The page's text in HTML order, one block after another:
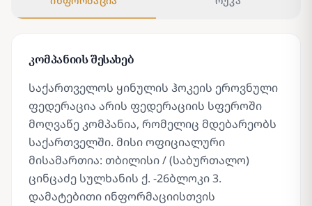
კომპანიის შესახებ
საქართველოს ყინულის ჰოკეის ეროვნული
ფედერაცია არის ფედერაციის სფეროში
მოღვაწე კომპანია, რომელიც მდებარეობს
საქართველში. მისი ოფიციალური
მისამართია: თბილისი / (საბურთალო)
ცინცაძე სულხანის ქ. -26ბლოკი 3.
დამატებითი ინფორმაციისთვის